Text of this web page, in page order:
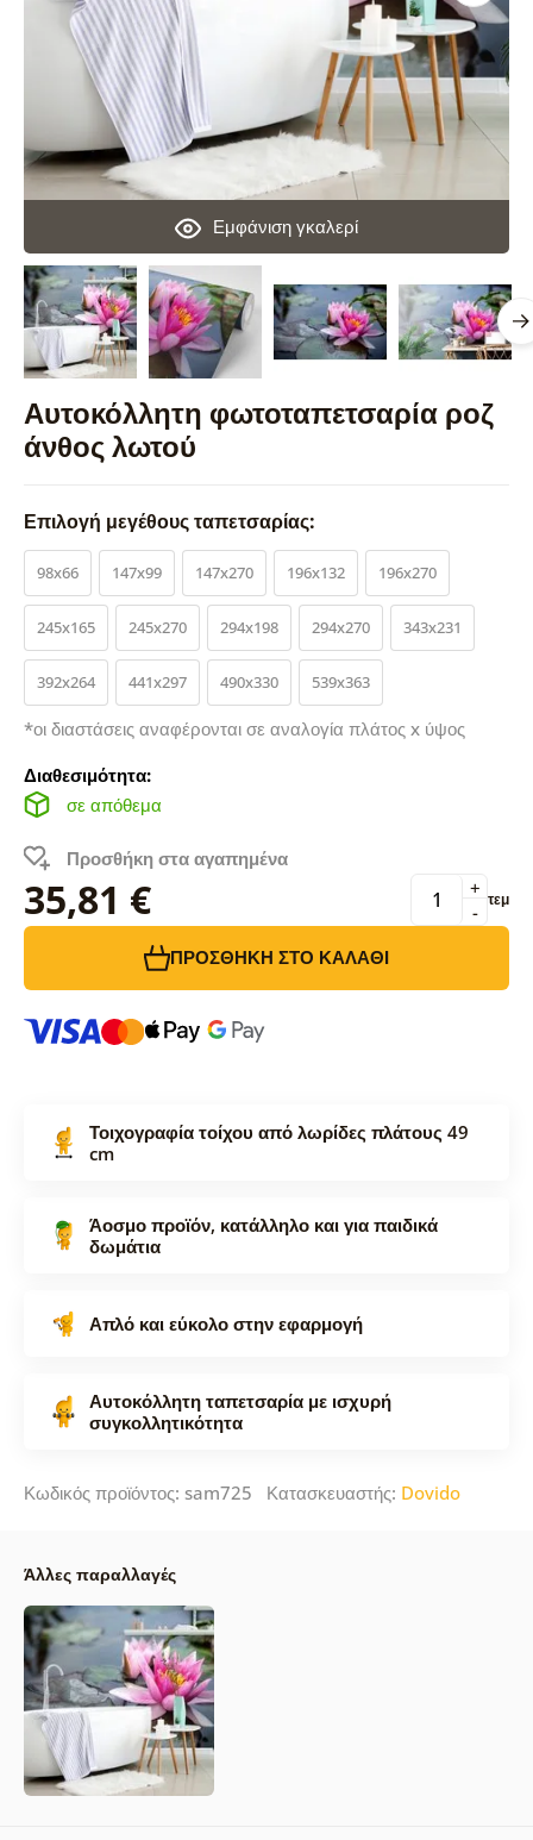
Αυτοκόλλητη φωτοταπετσαρία ροζ
άνθος λωτού
Εμφάνιση γκαλερί
Επιλογή μεγέθους ταπετσαρίας:
98x66 147x99 147x270 196x132 196x270
245x165 245x270 294x198 294x270 343x231
392x264 441x297 490x330 539x363
*οι διαστάσεις αναφέρονται σε αναλογία πλάτος x ύψος
Διαθεσιμότητα:
σε απόθεμα
Προσθήκη στα αγαπημένα
35,81 € -
+ τεμ
ΠΡΟΣΘΉΚΗ ΣΤΟ ΚΑΛΆΘΙ
Τοιχογραφία τοίχου από λωρίδες πλάτους 49
cm
Άοσμο προϊόν, κατάλληλο και για παιδικά
δωμάτια
Απλό και εύκολο στην εφαρμογή
Αυτοκόλλητη ταπετσαρία με ισχυρή
συγκολλητικότητα
Κωδικός προϊόντος: sam725 Κατασκευαστής: Dovido
Άλλες παραλλαγές